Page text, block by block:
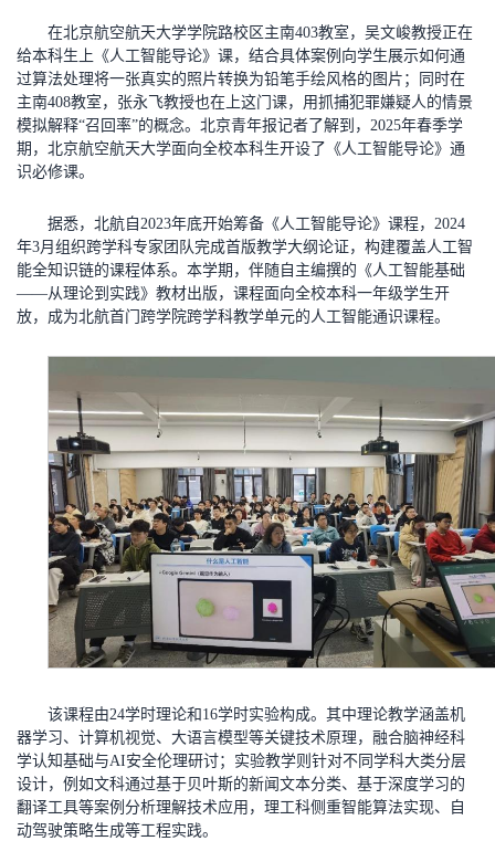
在北京航空航天大学学院路校区主南403教室，吴文峻教授正在
给本科生上《人工智能导论》课，结合具体案例向学生展示如何通
过算法处理将一张真实的照片转换为铅笔手绘风格的图片；同时在
主南408教室，张永飞教授也在上这门课，用抓捕犯罪嫌疑人的情景
模拟解释“召回率”的概念。北京青年报记者了解到，2025年春季学
期，北京航空航天大学面向全校本科生开设了《人工智能导论》通
识必修课。
据悉，北航自2023年底开始筹备《人工智能导论》课程，2024
年3月组织跨学科专家团队完成首版教学大纲论证，构建覆盖人工智
能全知识链的课程体系。本学期，伴随自主编撰的《人工智能基础
——从理论到实践》教材出版，课程面向全校本科一年级学生开
放，成为北航首门跨学院跨学科教学单元的人工智能通识课程。
该课程由24学时理论和16学时实验构成。其中理论教学涵盖机
器学习、计算机视觉、大语言模型等关键技术原理，融合脑神经科
学认知基础与AI安全伦理研讨；实验教学则针对不同学科大类分层
设计，例如文科通过基于贝叶斯的新闻文本分类、基于深度学习的
翻译工具等案例分析理解技术应用，理工科侧重智能算法实现、自
动驾驶策略生成等工程实践。